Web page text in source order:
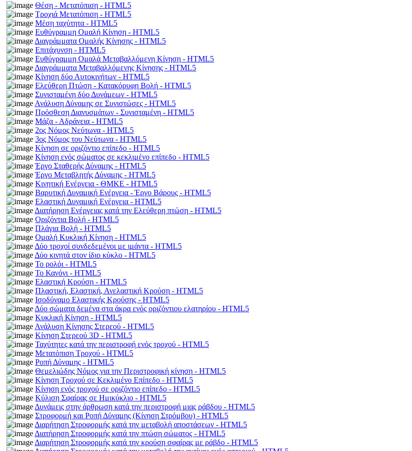
Θέση - Μετατόπιση - HTML5
Τροχιά Μετατόπιση - HTML5
Μέση ταχύτητα - HTML5
Ευθύγραμμη Ομαλή Κίνηση - HTML5
Διαγράμματα Ομαλής Κίνησης - HTML5
Επιτάχυνση - HTML5
Ευθύγραμμη Ομαλά Μεταβαλλόμενη Κίνηση - HTML5
Διαγράμματα Μεταβαλλόμενης Κίνησης - HTML5
Κίνηση δύο Αυτοκινήτων - HTML5
Ελεύθερη Πτώση - Κατακόρυφη Βολή - HTML5
Συνισταμένη δύο Δυνάμεων - HTML5
Ανάλυση Δύναμης σε Συνιστώσες - HTML5
Πρόσθεση Διανυσμάτων - Συνισταμένη - HTML5
Μάζα - Αδράνεια - HTML5
2ος Νόμος Νεύτωνα - HTML5
3ος Νόμος του Νεύτωνα - HTML5
Κίνηση σε οριζόντιο επίπεδο - HTML5
Κίνηση ενός σώματος σε κεκλιμένο επίπεδο - HTML5
Έργο Σταθερής Δύναμης - HTML5
Έργο Μεταβλητής Δύναμης - HTML5
Κινητική Ενέργεια - ΘΜΚΕ - HTML5
Βαρυτική Δυναμική Ενέργεια - Έργο Βάρους - HTML5
Ελαστική Δυναμική Ενέργεια - HTML5
Διατήρηση Ενέργειας κατά την Ελεύθερη πτώση - HTML5
Οριζόντια Βολή - HTML5
Πλάγια Βολή - HTML5
Ομαλή Κυκλική Κίνηση - HTML5
Δύο τροχοί συνδεδεμένοι με ιμάντα - HTML5
Δύο κινητά στον ίδιο κύκλο - HTML5
Το ρολόι - HTML5
Το Κανόνι - HTML5
Ελαστική Κρούση - HTML5
Πλαστική, Ελαστική, Ανελαστική Κρούση - HTML5
Ισοδύναμο Ελαστικής Κρούσης - HTML5
Δύο σώματα δεμένα στα άκρα ενός οριζόντιου ελατηρίου - HTML5
Κυκλική Κίνηση - HTML5
Ανάλυση Κίνησης Στερεού - HTML5
Κίνηση Στερεού 3D - HTML5
Ταχύτητες κατά την περιστροφή ενός τροχού - HTML5
Μετατόπιση Τροχού - HTML5
Ροπή Δύναμης - HTML5
Θεμελιώδης Νόμος για την Περιστροφική κίνηση - HTML5
Κίνηση Τροχού σε Κεκλιμένο Επίπεδο - HTML5
Κίνηση ενός τροχού σε οριζόντιο επίπεδο - HTML5
Κύλιση Σφαίρας σε Ημικύκλιο - HTML5
Δυνάμεις στην άρθρωση κατά την περιστροφή μιας ράβδου - HTML5
Στροφορμή και Ροπή Δύναμης (Κίνηση Στρόμβου) - HTML5
Διαρήτηση Στροφορμής κατά την μεταβολή αποστάσεων - HTML5
Διατήρηση Στροφορμής κατά την πτώση σώματος - HTML5
Διαρήτηση Στροφορμής κατά την κρούση σφαίρας με ράβδο - HTML5